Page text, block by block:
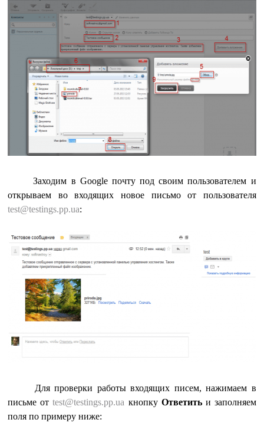
Заходим в Google почту под своим пользователем и
открываем во входящих новое письмо от пользователя
test@testings.pp.ua:
Для проверки работы входящих писем, нажимаем в
письме отtest@testings.pp.ua кнопку Ответитьи заполняем
поля по примеру ниже: